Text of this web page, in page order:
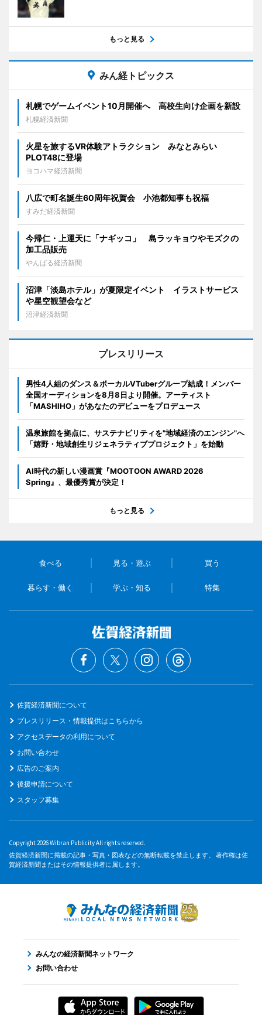
もっと見る
みん経トピックス
札幌でゲームイベント10月開催へ 高校生向け企画を新設
札幌経済新聞
火星を旅するVR体験アトラクション みなとみらい
PLOT48に登場
ヨコハマ経済新聞
八広で町名誕生60周年祝賀会 小池都知事も祝福
すみだ経済新聞
今帰仁・上運天に「ナギッコ」 島ラッキョウやモズクの
加工品販売
やんばる経済新聞
沼津「淡島ホテル」が夏限定イベント イラストサービス
や星空観望会など
沼津経済新聞
プレスリリース
男性4人組のダンス＆ボーカルVTuberグループ結成！メンバー
全国オーディションを8月8日より開催。アーティスト
「MASHIHO」があなたのデビューをプロデュース
温泉旅館を拠点に、サステナビリティを"地域経済のエンジン"へ
「嬉野・地域創生リジェネラティブプロジェクト」を始動
AI時代の新しい漫画賞『MOOTOON AWARD 2026
Spring』、最優秀賞が決定！
もっと見る
食べる 見る・遊ぶ 買う
暮らす・働く 学ぶ・知る 特集
佐賀経済新聞について
プレスリリース・情報提供はこちらから
アクセスデータの利用について
お問い合わせ
広告のご案内
後援申請について
スタッフ募集
Copyright 2026 Wibran Publicity All rights reserved.
佐賀経済新聞に掲載の記事・写真・図表などの無断転載を禁止します。 著作権は佐
賀経済新聞またはその情報提供者に属します。
みんなの経済新聞ネットワーク
お問い合わせ